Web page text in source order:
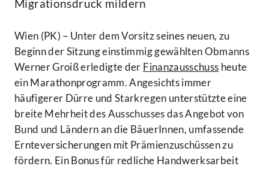
Migrationsdruck mildern
Wien (PK) – Unter dem Vorsitz seines neuen, zu
Beginn der Sitzung einstimmig gewählten Obmanns
Werner Groiß erledigte der Finanzausschuss heute
ein Marathonprogramm. Angesichts immer
häufigerer Dürre und Starkregen unterstützte eine
breite Mehrheit des Ausschusses das Angebot von
Bund und Ländern an die BäuerInnen, umfassende
Ernteversicherungen mit Prämienzuschüssen zu
fördern. Ein Bonus für redliche Handwerksarbeit